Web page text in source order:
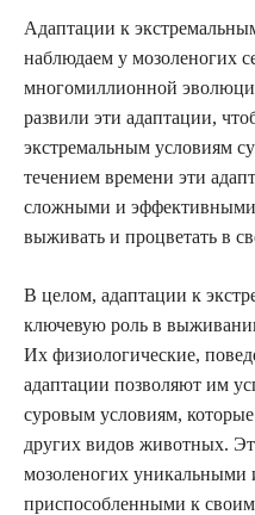
Адаптации к
наблюдаем у мозоленогих
многомиллионной
развили эти адаптации,
экстремальным условиям
течением времени эти
сложными и
выживать и процветать в
В целом, адаптации к
ключевую роль в
Их физиологические,
адаптации позволяют им
суровым условиям,
других видов животных.
мозоленогих уникальными
приспособленными к